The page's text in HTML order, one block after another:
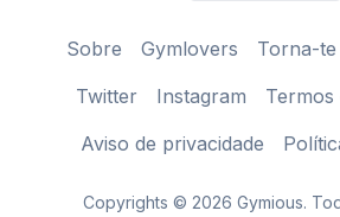
Sobre Gymlovers
Torna-
Twitter
Instagram
Termos
Aviso de privacidade
Copyrights © 2026 Gymious.